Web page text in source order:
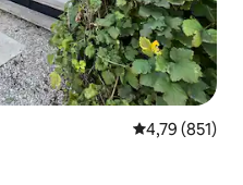
4,79 ud af 5 i
4,79 (851)